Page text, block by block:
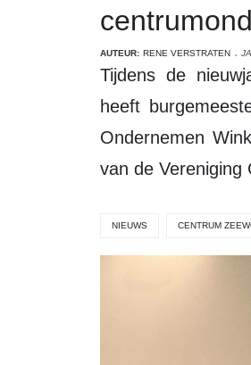
AUTEUR: RENE VERSTRATEN
Tijdens de nieuwjaarsreceptie, donderdagavond 3 januari in De Verbeelding,
heeft
Ondernemen
van de Vereniging
NIEUWS CENTRUM